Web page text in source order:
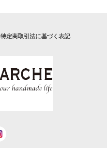
特定商取引法に基づく表記